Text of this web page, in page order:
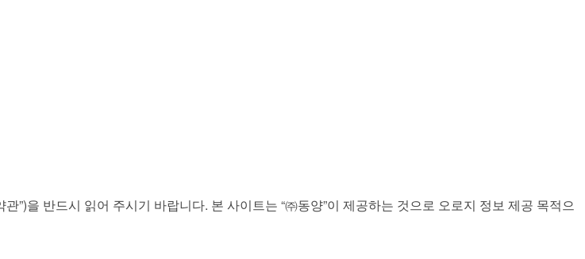
”)을 반드시 읽어 주시기 바랍니다. 본 사이트는 “㈜동양”이 제공하는 것으로 오로지 정보 제공 목적으